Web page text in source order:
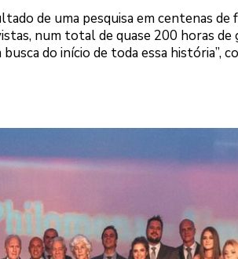
de uma pesquisa em centenas de
num total de quase 200 horas de
do início de toda essa história”,